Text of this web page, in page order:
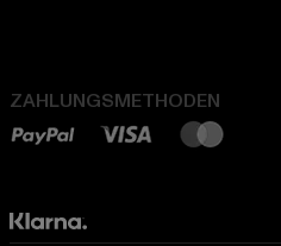
ZAHLUNGSMETHODEN